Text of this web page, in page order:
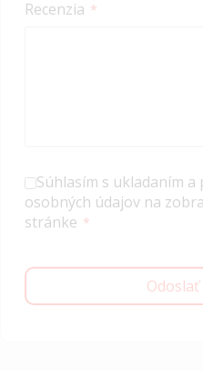
Recenzia
Súhlasím s ukladaním
osobných údajov na
stránke